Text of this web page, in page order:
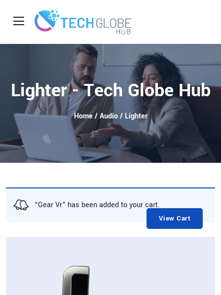
Lighter - Tech Globe Hub
Home/Audio/ Lighter
“Gear Vr” has been added to your cart.
View Cart